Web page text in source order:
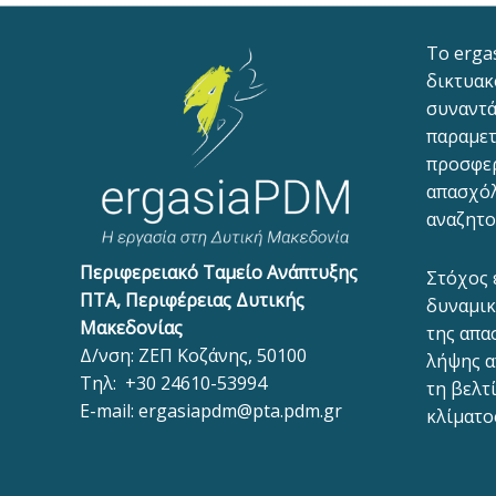
Περιφερειακό Ταμείο Ανάπτυξης
ΠΤΑ, Περιφέρειας Δυτικής
Μακεδονίας
Δ/νση: ΖΕΠ Κοζάνης, 50100
Τηλ: +30 24610-53994
E-mail: ergasiapdm@pta.pdm.gr
To
Στόχος
της
λήψης
τη